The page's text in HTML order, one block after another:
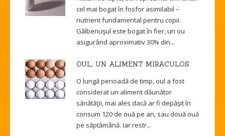
cel mai bogat în fosfor asimilabil –
nutrient fundamental pentru copii.
Gălbenuşul este bogat în fier, un ou
asigurând aproximativ 30% din...
OUL, UN ALIMENT MIRACULOS
O lungă perioadă de timp, oul a fost
considerat un aliment dăunător
sănătăţii, mai ales dacă ar fi depăşit în
consum 120 de ouă pe an, sau două ouă
pe săptămână. Iar restr...